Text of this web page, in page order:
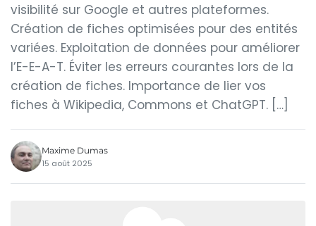
visibilité sur Google et autres plateformes.
Création de fiches optimisées pour des entités
variées. Exploitation de données pour améliorer
l’E-E-A-T. Éviter les erreurs courantes lors de la
création de fiches. Importance de lier vos
fiches à Wikipedia, Commons et ChatGPT. […]
Maxime Dumas
15 août 2025